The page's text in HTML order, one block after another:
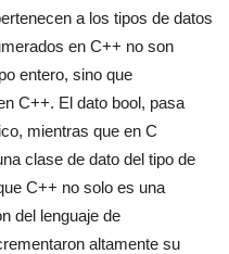
a los tipos de datos
en C++ no son
entero, sino que
C++. El dato bool, pasa
mientras que en C
clase de dato del tipo de
C++ no solo es una
del lenguaje de
altamente su